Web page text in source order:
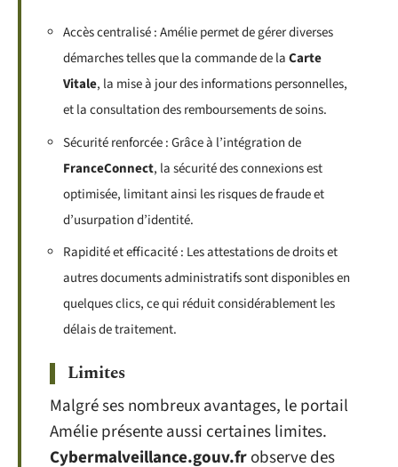
Accès centralisé : Amélie permet de gérer diverses
démarches telles que la commande de laCarte
Vitale, la mise à jour des informations personnelles,
et la consultation des remboursements de soins.
Sécurité renforcée : Grâce à l’intégration de
FranceConnect, la sécurité des connexions est
optimisée, limitant ainsi les risques de fraude et
d’usurpation d’identité.
Rapidité et efficacité : Les attestations de droits et
autres documents administratifs sont disponibles en
quelques clics, ce qui réduit considérablement les
délais de traitement.
Limites
Malgré ses nombreux avantages, le portail
Amélie présente aussi certaines limites.
Cybermalveillance.gouv.frobserve des